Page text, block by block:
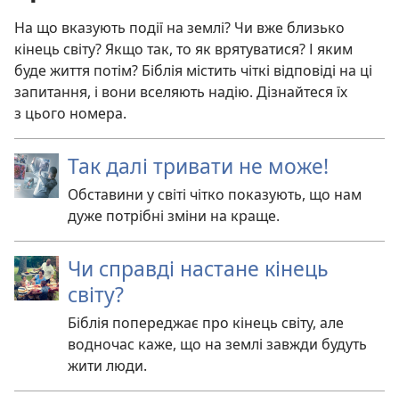
На що вказують події на землі? Чи вже близько
кінець світу? Якщо так, то як врятуватися? І яким
буде життя потім? Біблія містить чіткі відповіді на ці
запитання, і вони вселяють надію. Дізнайтеся їх
з цього номера.
Так далі тривати не може!
Обставини у світі чітко показують, що нам
дуже потрібні зміни на краще.
Чи справді настане кінець
світу?
Біблія попереджає про кінець світу, але
водночас каже, що на землі завжди будуть
жити люди.